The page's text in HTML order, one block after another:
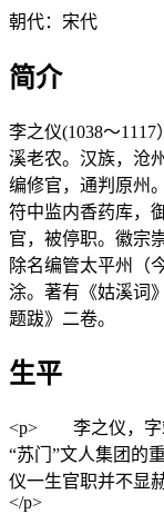
朝代：宋代
简介
李之仪(1038～
溪老农。汉族，沧
编修官，通判原州
符中监内香药库，
官，被停职。徽宗
除名编管太平州（
涂。著有《姑溪词
题跋》二卷。
生平
<p> 李之仪，字
“苏门”文人集团的
仪一生官职并不显
</p>